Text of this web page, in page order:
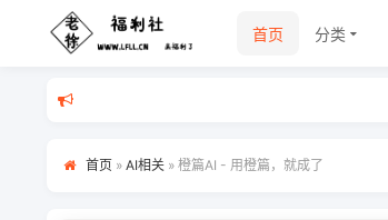
首页 分类
首页 » AI相关 » 橙篇AI - 用橙篇，就成了